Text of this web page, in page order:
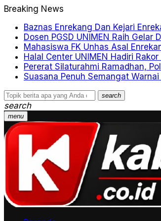
Breaking News
Baznas Enrekang Dan Kejari
Dosen PGSD UNIMEN Raih
Mahasiswa FK Unhas Asal
Halal Center UNIMEN Hadiri
Pererat Silaturahmi Ramadhan,
Suasana Penuh Semangat
search
search
menu